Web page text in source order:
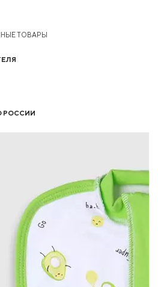
ТОВАРЫ
РОССИИ